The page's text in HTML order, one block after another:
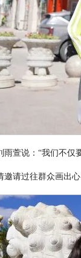
萱说：“我们不
请过往群众画出